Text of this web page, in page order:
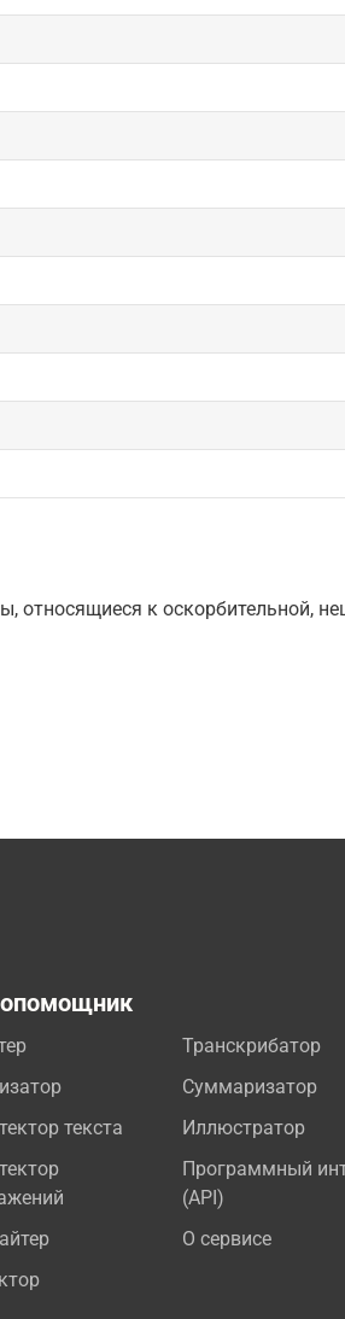
к оскорбительной,
текста
Транскрибатор
Суммаризатор
Иллюстратор
Программный
(API)
О сервисе